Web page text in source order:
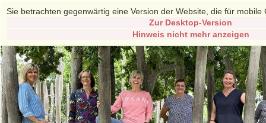
Sie betrachten gegenwärtig eine Version der Website, die für mobile
Zur Desktop-Version
Hinweis nicht mehr anzeigen